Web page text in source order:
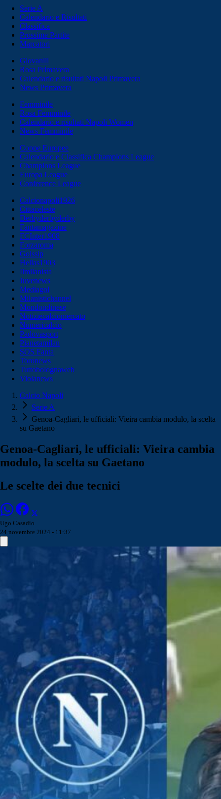
Serie A
Calendario e Risultati
Classifica
Prossime Partite
Marcatori
Giovanili
Rosa Primavera
Calendario e risultati Napoli Primavera
News Primavera
Femminile
Rosa Femminile
Calendario e risultati Napoli Women
News Femminile
Coppe Europee
Calendario e Classifica Champions League
Champions League
Europa League
Conference League
Calcionapoli1926
Cittaceleste
Derbyderbyderby
Fantamagazine
FCInter1908
Forzaroma
Golssip
Hellas1903
Ilmilanista
Juvenews
Mediagol
Milanistichannel
Mondoudinese
Notiziecalciomercato
Numericalcio
Padovasport
Pianetamilan
SOS Fanta
Toronews
Tuttobolognaweb
Violanews
Calcio Napoli
Serie A
Genoa-Cagliari, le ufficiali: Vieira cambia modulo, la scelta
su Gaetano
Genoa-Cagliari, le ufficiali: Vieira cambia
modulo, la scelta su Gaetano
Le scelte dei due tecnici
Ugo Casadio
24 novembre 2024 - 11:37